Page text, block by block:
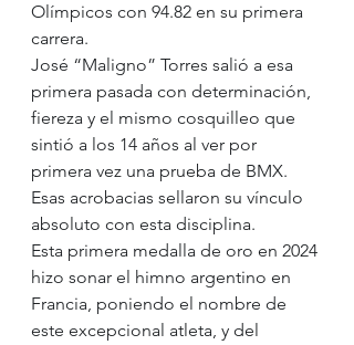
Olímpicos con 94.82 en su primera
carrera.
José “Maligno” Torres salió a esa
primera pasada con determinación,
fiereza y el mismo cosquilleo que
sintió a los 14 años al ver por
primera vez una prueba de BMX.
Esas acrobacias sellaron su vínculo
absoluto con esta disciplina.
Esta primera medalla de oro en 2024
hizo sonar el himno argentino en
Francia, poniendo el nombre de
este excepcional atleta, y del